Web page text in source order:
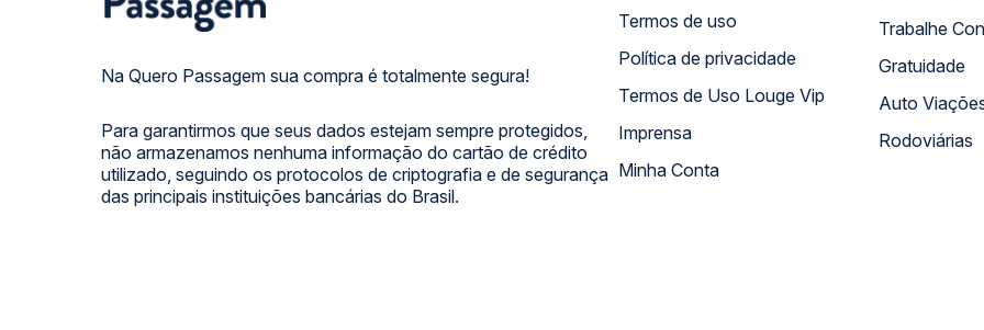
Na Quero Passagem sua compra é totalmente segura!
Para garantirmos que seus dados estejam sempre protegidos,
não armazenamos nenhuma informação do cartão de crédito
utilizado, seguindo os protocolos de criptografia e de segurança
das principais instituições bancárias do Brasil.
Termos de uso
Política de privacidade
Termos de Uso Louge Vip
Imprensa
Minha Conta
Trabalhe
Gratuidade
Auto
Rodoviárias